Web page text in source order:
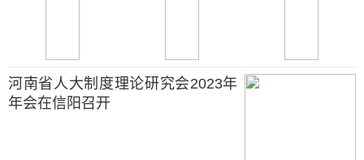
河南省人大制度理论研究会2023年
年会在信阳召开